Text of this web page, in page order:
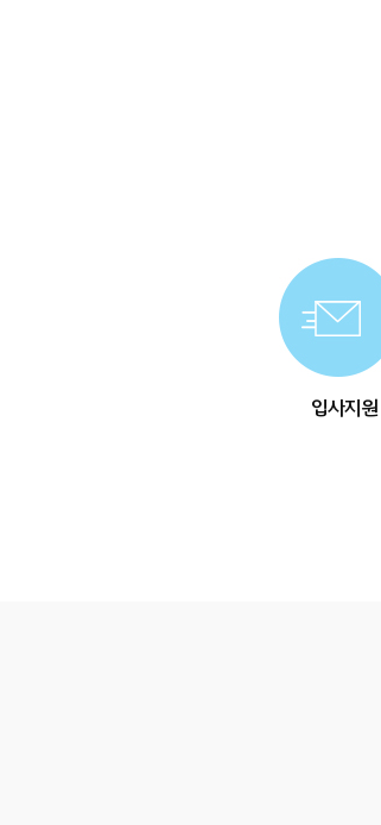
입사지원